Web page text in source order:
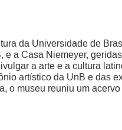
da Universidade de
a Casa Niemeyer,
a arte e a cultura
artístico da UnB e das
o museu reuniu um